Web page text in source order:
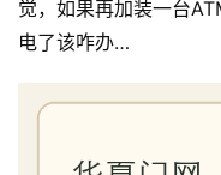
觉，如果再加装一台
电了该咋办…